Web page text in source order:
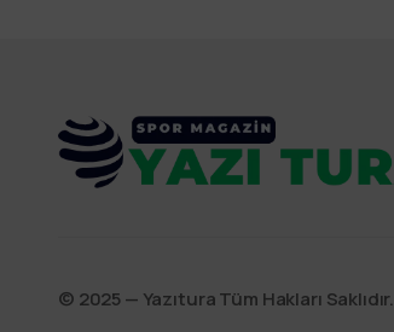
©️ 2025 — Yazıtura Tüm Hakları Saklıdır.